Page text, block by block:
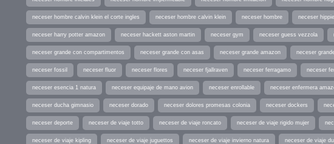
neceser hombre calvin klein el corte ingles neceser hombre calvin klein neceser hombre neceser hippie
neceser harry potter amazon neceser hackett aston martin neceser gym neceser guess vezzola
neceser grande con compartimentos neceser grande con asas neceser grande amazon neceser
neceser fossil neceser fluor neceser flores neceser fjallraven neceser ferragamo neceser
neceser esencia 1 natura neceser equipaje de mano avion neceser enrollable neceser enfermera
neceser ducha gimnasio neceser dorado neceser dolores promesas colonia neceser dockers
neceser deporte neceser de viaje totto neceser de viaje roncato neceser de viaje rigido mujer
neceser de viaje kipling neceser de viaje juguettos neceser de viaje invierno natura neceser de viaje